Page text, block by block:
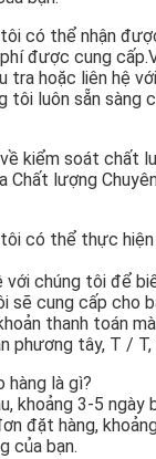
có thể nhận
được cung
tra hoặc liên hệ
tôi luôn sẵn sàng
kiểm soát chất
Chất lượng
có thể thực
với chúng tôi để
sẽ cung cấp cho
thanh toán
phương tây, T / T,
hàng là gì?
khoảng 3-5 ngày
đặt hàng,
của bạn.